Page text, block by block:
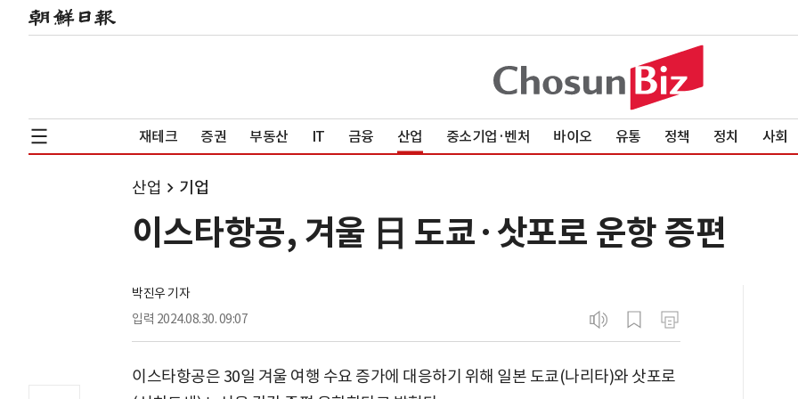
재테크 증권 부동산 IT 금융 산업 중소기업·벤처 바이오 유통 정책 정치 사회
산업 기업
이스타항공, 겨울 日 도쿄·삿포로 운항 증편
박진우 기자
입력 2024.08.30. 09:07
이스타항공은 30일 겨울 여행 수요 증가에 대응하기 위해 일본 도쿄(나리타)와 삿포로